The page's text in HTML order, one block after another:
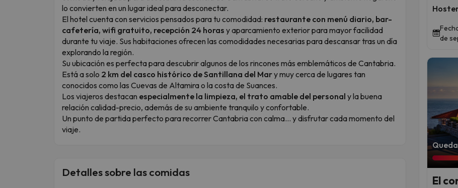
lo convierten en un lugar ideal para desconectar.
El hotel cuenta con servicios pensados para tu comodidad: restaurante con menú diario, bar-
cafetería, wifi gratuito, recepción 24 horas y aparcamiento exterior para mayor facilidad
durante tu viaje. Sus habitaciones ofrecen las comodidades necesarias para descansar tras un día
explorando la región.
Su ubicación es perfecta para descubrir algunos de los rincones más emblemáticos de Cantabria.
Está a solo 2 km del casco histórico de Santillana del Mary muy cerca de lugares tan
conocidos como las Cuevas de Altamira o la costa de Suances.
Los viajeros destacan especialmente la limpieza, el trato amable del personal y la buena
relación calidad-precio, además de su ambiente tranquilo y confortable.
Un punto de partida perfecto para recorrer Cantabria con calma… y disfrutar cada momento del
viaje.
Detalles sobre las comidas
de
El